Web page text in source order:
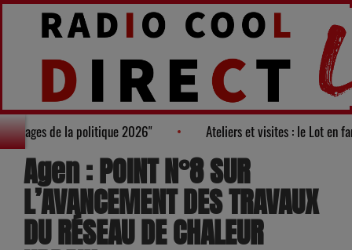
des "100 nouveaux visages de la politique 2026" Ateliers et
Agen : POINT N°8 SUR
L’AVANCEMENT DES TRAVAUX
DU RÉSEAU DE CHALEUR